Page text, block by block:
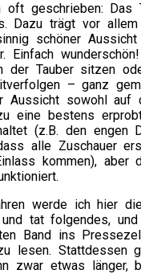
geschrieben: Das
Dazu trägt vor
schöner
Einfach
der Tauber sitzen
– ganz
Aussicht sowohl auf
eine bestens
(z.B. den engen
alle Zuschauer
kommen), aber
werde ich hier
tat folgendes,
Band ins
lesen.
zwar etwas